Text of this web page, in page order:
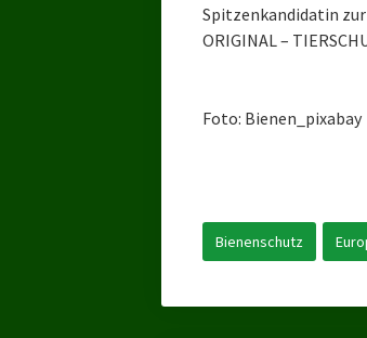
Spitzenkandidatin
ORIGINAL –
Foto: Bienen_pixabay
Bienenschutz